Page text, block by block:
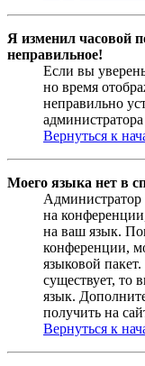
Я изменил часовой
неправильное!
Если вы
но время
неправильно
Вернуться к
Моего языка нет в
Администратор
на
на ваш язык.
конференции,
языковой
существует, то
язык.
получить на
Вернуться к